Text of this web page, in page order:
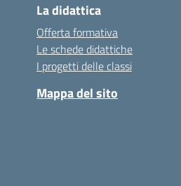
La didattica
Offerta formativa
Le schede didattiche
I progetti delle classi
Mappa del sito